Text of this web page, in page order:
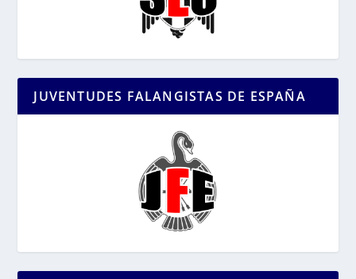
JUVENTUDES FALANGISTAS DE ESPAÑA